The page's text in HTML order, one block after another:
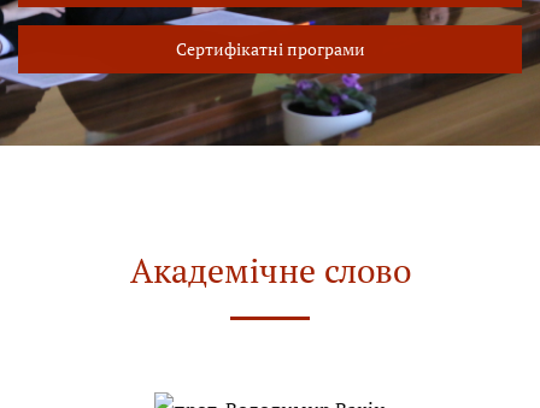
Сертифікатні програми
Академічне слово